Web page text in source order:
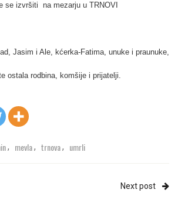
se izvršiti na mezarju u TRNOVI
Jasim i Ale, kćerka-Fatima, unuke i praunuke,
ostala rodbina, komšije i prijatelji.
, mevla, trnova, umrli
Next post